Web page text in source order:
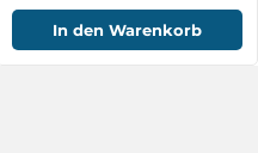
In den Warenkorb